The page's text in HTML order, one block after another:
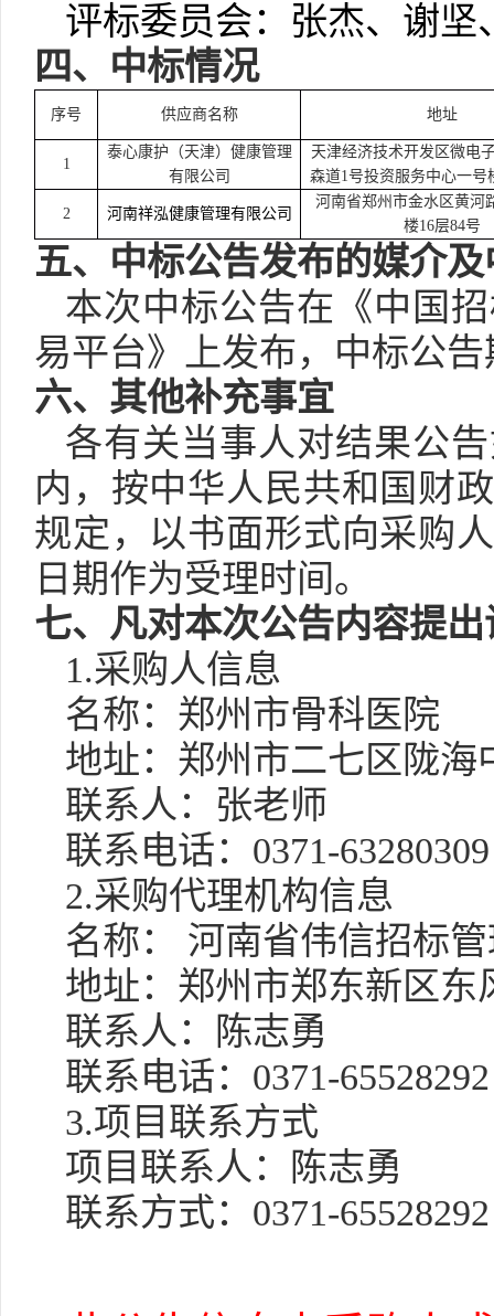
评标委员会：张杰、谢坚
四、中标情况
序号 供应商名称 地址
1
泰心康护（天津）健康管理
有限公司
天津经济技术开发区微电
森道1号投资服务中心一号
2 河南祥泓健康管理有限公司
河南省郑州市金水区黄河
楼16层84号
五、中标公告发布的媒介
本次中标公告在 《中国
易平台》
上发布，中标公
六、其他补充事宜
各有关当事人对结果公
内，按中华人民共和国财
规定，以书面形式向采购
日期作为受理时间。
七、凡对本次公告内容提
1.采购人信息
名称：郑州市骨科医院
地址： 郑州市二七区陇海
联系人：张老师
联系电话： 0371-63280309
2.采购代理机构信息
名称：
河南省伟信招标
地址：郑州市郑东新区
联系人：陈志勇
联系电话： 0371-65528292
3.项目联系方式
项目联系人：陈志勇
联系方式： 0371-65528292